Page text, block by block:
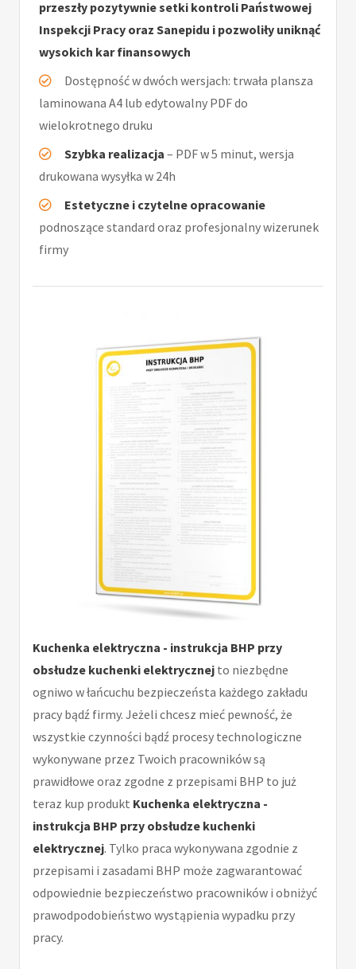
przeszły pozytywnie setki kontroli Państwowej
Inspekcji Pracy oraz Sanepidu i pozwoliły uniknąć
wysokich kar finansowych
Dostępność w dwóch wersjach: trwała plansza
laminowana A4 lub edytowalny PDF do
wielokrotnego druku
Szybka realizacja – PDF w 5 minut, wersja
drukowana wysyłka w 24h
Estetyczne i czytelne opracowanie
podnoszące standard oraz profesjonalny wizerunek
firmy
Kuchenka elektryczna - instrukcja BHP przy
obsłudze kuchenki elektrycznej to niezbędne
ogniwo w łańcuchu bezpieczeństa każdego zakładu
pracy bądź firmy. Jeżeli chcesz mieć pewność, że
wszystkie czynności bądź procesy technologiczne
wykonywane przez Twoich pracowników są
prawidłowe oraz zgodne z przepisami BHP to już
teraz kup produkt Kuchenka elektryczna -
instrukcja BHP przy obsłudze kuchenki
elektrycznej. Tylko praca wykonywana zgodnie z
przepisami i zasadami BHP może zagwarantować
odpowiednie bezpieczeństwo pracowników i obniżyć
prawodpodobieństwo wystąpienia wypadku przy
pracy.